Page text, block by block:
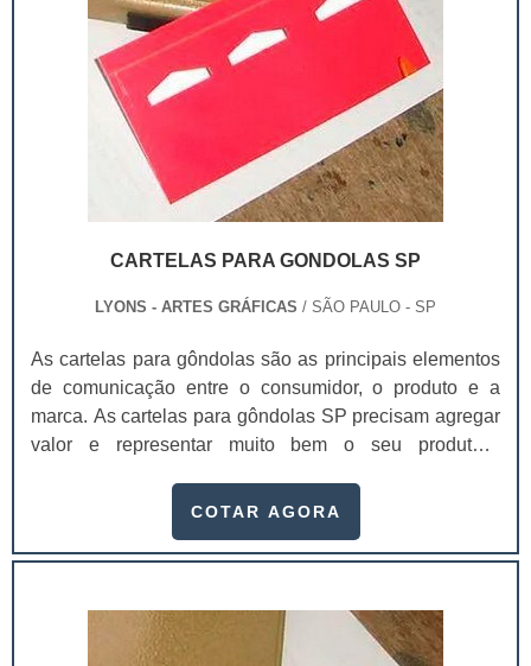
CARTELAS PARA GONDOLAS SP
LYONS - ARTES GRÁFICAS / SÃO PAULO - SP
As cartelas para gôndolas são as principais elementos
de comunicação entre o consumidor, o produto e a
marca. As cartelas para gôndolas SP precisam agregar
valor e representar muito bem o seu produto.A
comunicação entre o consumidor, o produto e a marca.
do produto. Se a embalagem não estiver de acordo com
COTAR AGORA